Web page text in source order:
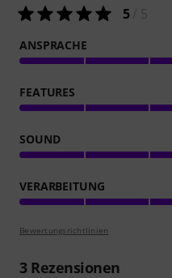
5/ 5
ANSPRACHE
FEATURES
SOUND
VERARBEITUNG
Bewertungsrichtlinien
3Rezensionen